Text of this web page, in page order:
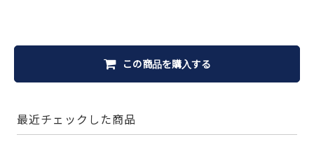
この商品を購入する
最近チェックした商品